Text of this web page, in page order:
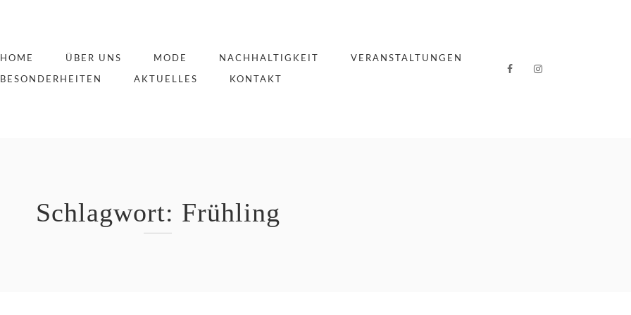
HOME ÜBER UNS MODE NACHHALTIGKEIT VERANSTALTUNGEN
BESONDERHEITEN AKTUELLES KONTAKT
Schlagwort: Frühling